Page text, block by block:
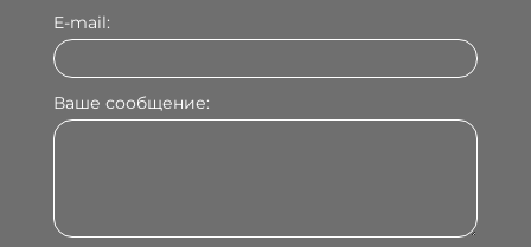
E-mail:
Ваше сообщение: